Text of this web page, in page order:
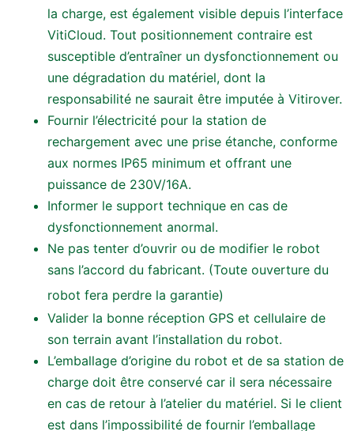
la charge, est également visible depuis l’interface
VitiCloud. Tout positionnement contraire est
susceptible d’entraîner un dysfonctionnement ou
une dégradation du matériel, dont la
responsabilité ne saurait être imputée à Vitirover.
Fournir l’électricité pour la station de
rechargement avec une prise étanche, conforme
aux normes IP65 minimum et offrant une
puissance de 230V/16A.
Informer le support technique en cas de
dysfonctionnement anormal.
Ne pas tenter d’ouvrir ou de modifier le robot
sans l’accord du fabricant. (Toute ouverture du
robot fera perdre la garantie)
Valider la bonne réception GPS et cellulaire de
son terrain avant l’installation du robot.
L’emballage d’origine du robot et de sa station de
charge doit être conservé car il sera nécessaire
en cas de retour à l’atelier du matériel. Si le client
est dans l’impossibilité de fournir l’emballage